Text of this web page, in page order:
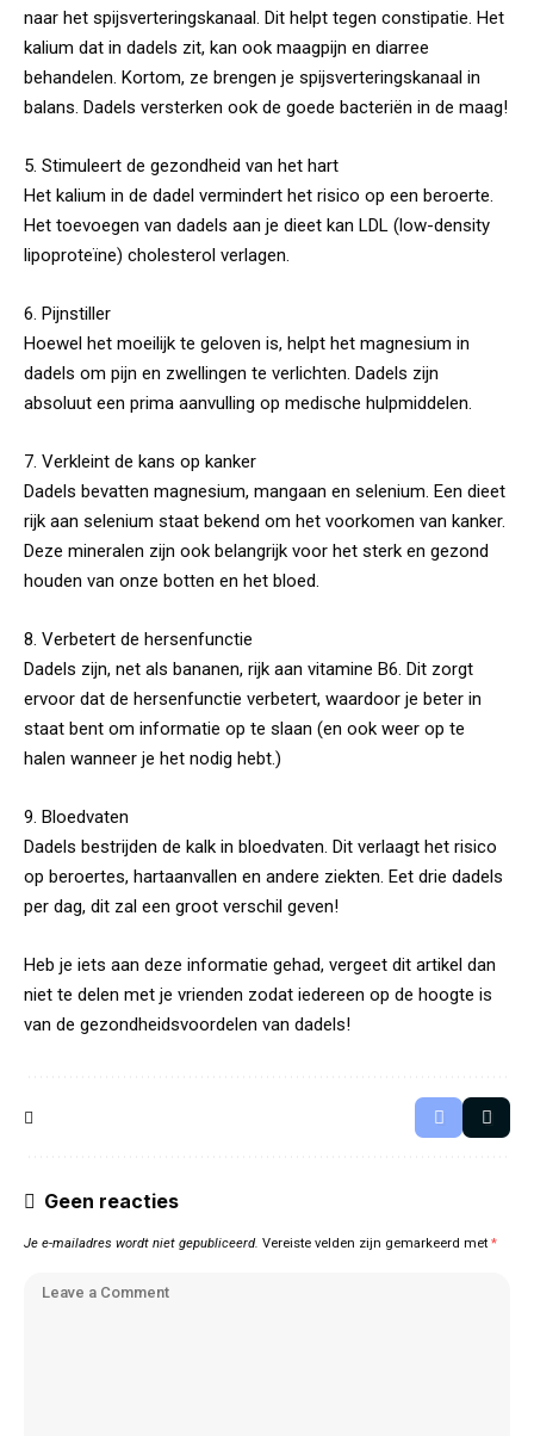
naar het spijsverteringskanaal. Dit helpt tegen constipatie. Het
kalium dat in dadels zit, kan ook maagpijn en diarree
behandelen. Kortom, ze brengen je spijsverteringskanaal in
balans. Dadels versterken ook de goede bacteriën in de maag!
5. Stimuleert de gezondheid van het hart
Het kalium in de dadel vermindert het risico op een beroerte.
Het toevoegen van dadels aan je dieet kan LDL (low-density
lipoproteïne) cholesterol verlagen.
6. Pijnstiller
Hoewel het moeilijk te geloven is, helpt het magnesium in
dadels om pijn en zwellingen te verlichten. Dadels zijn
absoluut een prima aanvulling op medische hulpmiddelen.
7. Verkleint de kans op kanker
Dadels bevatten magnesium, mangaan en selenium. Een dieet
rijk aan selenium staat bekend om het voorkomen van kanker.
Deze mineralen zijn ook belangrijk voor het sterk en gezond
houden van onze botten en het bloed.
8. Verbetert de hersenfunctie
Dadels zijn, net als bananen, rijk aan vitamine B6. Dit zorgt
ervoor dat de hersenfunctie verbetert, waardoor je beter in
staat bent om informatie op te slaan (en ook weer op te
halen wanneer je het nodig hebt.)
9. Bloedvaten
Dadels bestrijden de kalk in bloedvaten. Dit verlaagt het risico
op beroertes, hartaanvallen en andere ziekten. Eet drie dadels
per dag, dit zal een groot verschil geven!
Heb je iets aan deze informatie gehad, vergeet dit artikel dan
niet te delen met je vrienden zodat iedereen op de hoogte is
van de gezondheidsvoordelen van dadels!
Geen reacties
Je e-mailadres wordt niet gepubliceerd. Vereiste velden zijn gemarkeerd met *